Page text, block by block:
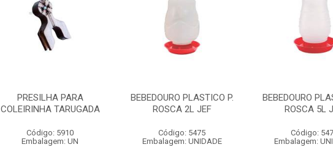
PRESILHA PARA
COLEIRINHA TARUGADA
Código: 5910
Embalagem: UN
BEBEDOURO PLASTICO P.
ROSCA 2L JEF
Código: 5475
Embalagem: UNIDADE
BEBEDOURO
ROSCA 5L
Código:
Embalagem: